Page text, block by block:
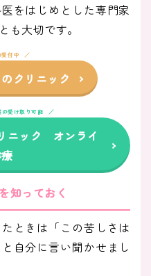
をはじめとした専門家
も大切です。
受付中
クリニック
の受け取り可能
ニック オンライ
知っておく
ときは「この苦しさは
自分に言い聞かせまし